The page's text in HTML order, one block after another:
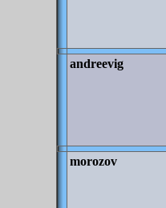
andreevig
morozov